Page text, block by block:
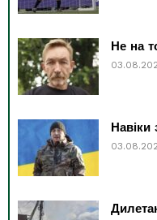
Не на